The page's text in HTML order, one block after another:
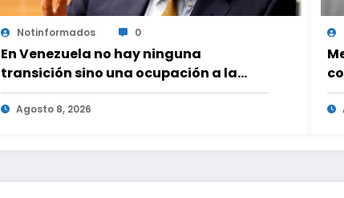
Notinformados 0
En Venezuela no hay ninguna
transición sino una ocupación a la
fuerza
Agosto 8, 2026